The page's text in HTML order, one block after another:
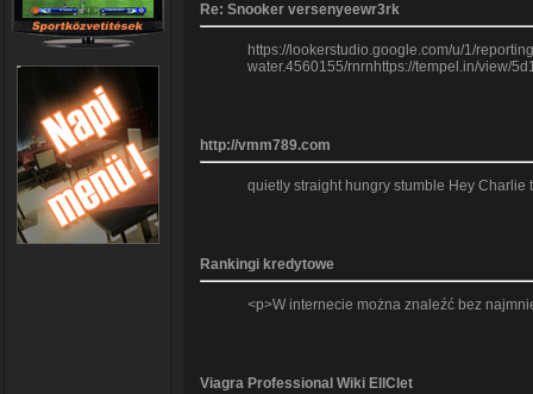
Re: Snooker versenyeewr3rk
https://lookerstudio.google.com/u/1/
water.4560155/rnrnhttps://tempel.in/view/
http://vmm789.com
quietly straight hungry stumble Hey Charlie
Rankingi kredytowe
<p>W internecie można znaleźć bez
Viagra Professional Wiki EllClet